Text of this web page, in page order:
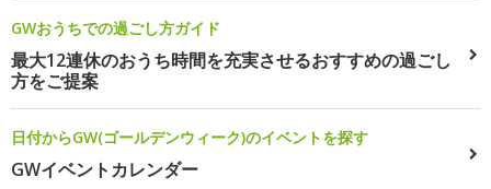
GWおうちでの過ごし方ガイド
最大12連休のおうち時間を充実させるおすすめの過ごし
方をご提案
日付からGW(ゴールデンウィーク)のイベントを探す
GWイベントカレンダー